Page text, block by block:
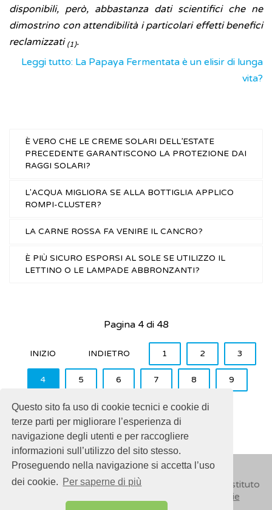
Questo sito fa uso di cookie tecnici e cookie di
terze parti per migliorare l’esperienza di
navigazione degli utenti e per raccogliere
informazioni sull’utilizzo del sito stesso.
Proseguendo nella navigazione si accetta l’uso
dei cookie. Per saperne di più
disponibili, però, abbastanza dati scientifici che ne
dimostrino con attendibilità i particolari effetti benefici
reclamizzati (1).
Leggi tutto: La Papaya Fermentata è un elisir di lunga
vita?
È VERO CHE LE CREME SOLARI DELL’ESTATE
PRECEDENTE GARANTISCONO LA PROTEZIONE DAI
RAGGI SOLARI?
L'ACQUA MIGLIORA SE ALLA BOTTIGLIA APPLICO
ROMPI-CLUSTER?
LA CARNE ROSSA FA VENIRE IL CANCRO?
È PIÙ SICURO ESPORSI AL SOLE SE UTILIZZO IL
LETTINO O LE LAMPADE ABBRONZANTI?
Pagina 4 di 48
INIZIO INDIETRO 1 2 3
4 5 6 7 8 9
10 AVANTI FINE
© 2018ISSalute - Sito sviluppato e gestito dall’Istituto
Cookie